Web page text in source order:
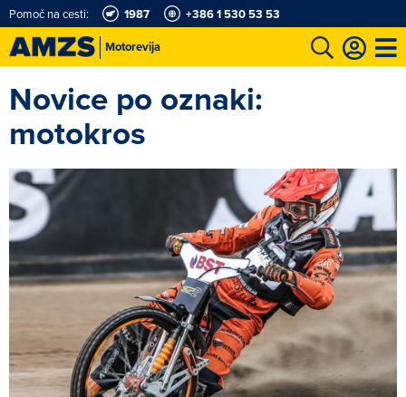
Motorevija
Pomoč na cesti: 1987 +386 1 530 53 53
Karting in motošportni center Najboljši za volanom
Novice po oznaki:
motokros